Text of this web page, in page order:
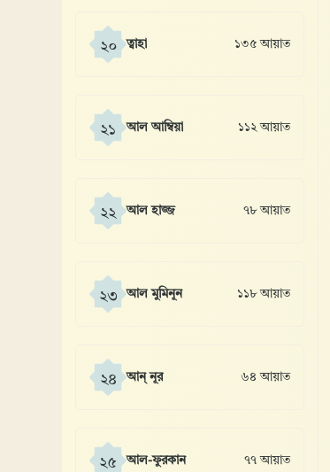
২০ ত্বাহা ১৩৫ আয়াত
২১ আল আম্বিয়া ১১২ আয়াত
২২ আল হাজ্জ ৭৮ আয়াত
২৩ আল মুমিনূন ১১৮ আয়াত
২৪ আন্ নূর ৬৪ আয়াত
২৫ আল-ফুরকান ৭৭ আয়াত